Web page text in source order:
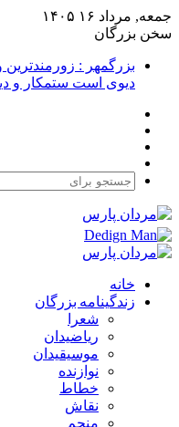
جمعه, مرداد ۱۶ ۱۴۰۵
سخن بزرگان
بزرگمهر :
دیوی است ستمکار و
خانه
زندگینامه بزرگان
شعرا
ریاضیدان
موسیقیدان
نوازنده
خطاط
نقاش
منجم